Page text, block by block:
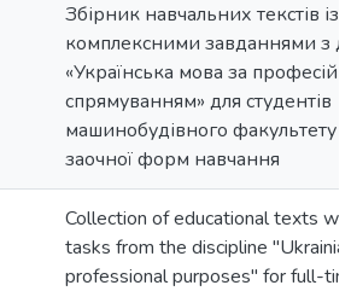
Збірник навчальних текстів із
комплексними завданнями з
«Українська мова за
спрямуванням» для студентів
машинобудівного факультету
заочної форм навчання
Collection of educational texts
tasks from the discipline
professional purposes" for full-